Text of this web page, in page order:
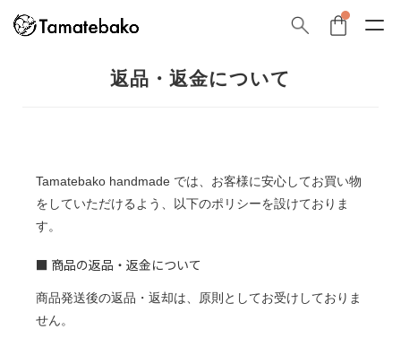
返品・返金について
Tamatebako handmade では、お客様に安心してお買い物
をしていただけるよう、以下のポリシーを設けておりま
す。
■ 商品の返品・返金について
商品発送後の返品・返却は、原則としてお受けしておりま
せん。